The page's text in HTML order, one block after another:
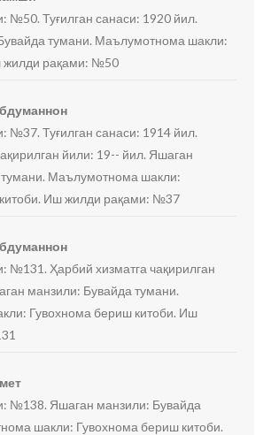
№50. Туғилган санаси: 1920 йил.
тумани. Маълумотнома шакли:
жилди рақами: №50
№37. Туғилган санаси: 1914 йил.
йили: 19-- йил. Яшаган
Маълумотнома шакли:
Иш жилди рақами: №37
№131. Ҳарбий хизматга чақирилган
манзили: Бувайда тумани.
Гувохнома бериш китоби. Иш
№138. Яшаган манзили: Бувайда
шакли: Гувохнома бериш китоби.